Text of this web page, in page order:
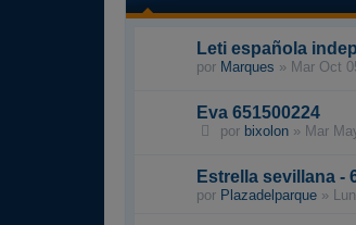
Leti española
por Marques » Mar Oct
Eva 651500224
por bixolon » Mar
Estrella sevillana -
por Plazadelparque »